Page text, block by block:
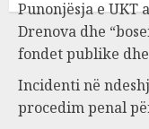
Punonjësja e
Drenova dhe
fondet publike
Incidenti në
procedim penal